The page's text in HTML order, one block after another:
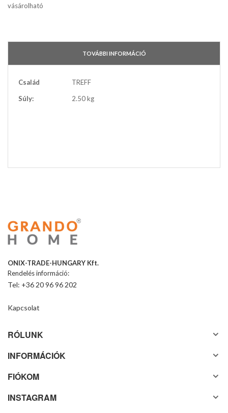
vásárolható
TOVÁBBI INFORMÁCIÓ
További
Család
TREFF
Súly:
2.50 kg
ONIX-TRADE-HUNGARY Kft.
Rendelés információ:
Tel: +36 20 96 96 202
Kapcsolat
RÓLUNK
INFORMÁCIÓK
FIÓKOM
INSTAGRAM